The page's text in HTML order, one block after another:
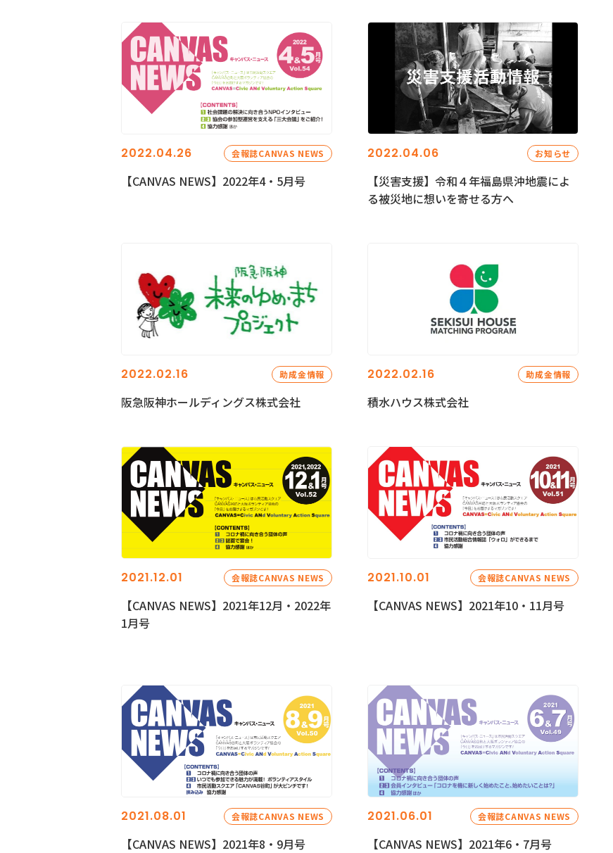
2022.04.26 会報誌CANVAS NEWS
【CANVAS NEWS】2022年4・5月号
2022.04.06 お知らせ
【災害支援】令和４年福島県沖地震によ
る被災地に想いを寄せる方へ
2022.02.16 助成金情報
阪急阪神ホールディングス株式会社
2022.02.16 助成金情報
積水ハウス株式会社
2021.12.01 会報誌CANVAS NEWS
【CANVAS NEWS】2021年12月・2022年
1月号
2021.10.01 会報誌CANVAS NEWS
【CANVAS NEWS】2021年10・11月号
2021.08.01 会報誌CANVAS NEWS
【CANVAS NEWS】2021年8・9月号
2021.06.01 会報誌CANVAS NEWS
【CANVAS NEWS】2021年6・7月号